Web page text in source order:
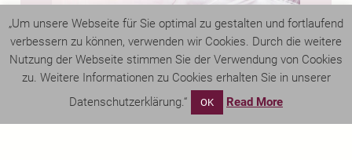
„Um unsere Webseite für Sie optimal zu gestalten und fortlaufend
verbessern zu können, verwenden wir Cookies. Durch die weitere
Nutzung der Webseite stimmen Sie der Verwendung von Cookies
zu. Weitere Informationen zu Cookies erhalten Sie in unserer
Datenschutzerklärung.“
OK Read More